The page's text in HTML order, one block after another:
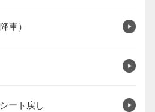
車）
ート戻し